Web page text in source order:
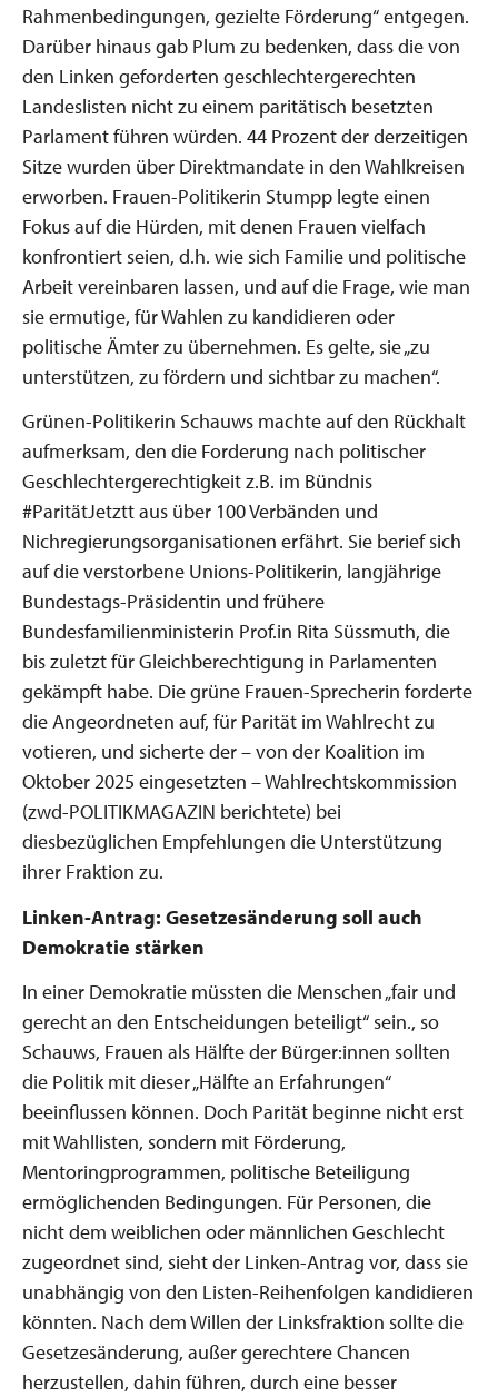
Rahmenbedingungen, gezielte Förderung“ entgegen.
Darüber hinaus gab Plum zu bedenken, dass die von
den Linken geforderten geschlechtergerechten
Landeslisten nicht zu einem paritätisch besetzten
Parlament führen würden. 44 Prozent der derzeitigen
Sitze wurden über Direktmandate in den Wahlkreisen
erworben. Frauen-Politikerin Stumpp legte einen
Fokus auf die Hürden, mit denen Frauen vielfach
konfrontiert seien, d.h. wie sich Familie und politische
Arbeit vereinbaren lassen, und auf die Frage, wie man
sie ermutige, für Wahlen zu kandidieren oder
politische Ämter zu übernehmen. Es gelte, sie „zu
unterstützen, zu fördern und sichtbar zu machen“.
Grünen-Politikerin Schauws machte auf den Rückhalt
aufmerksam, den die Forderung nach politischer
Geschlechtergerechtigkeit z.B. im Bündnis
#ParitätJetztt aus über 100 Verbänden und
Nichregierungsorganisationen erfährt. Sie berief sich
auf die verstorbene Unions-Politikerin, langjährige
Bundestags-Präsidentin und frühere
Bundesfamilienministerin Prof.in Rita Süssmuth, die
bis zuletzt für Gleichberechtigung in Parlamenten
gekämpft habe. Die grüne Frauen-Sprecherin forderte
die Angeordneten auf, für Parität im Wahlrecht zu
votieren, und sicherte der – von der Koalition im
Oktober 2025 eingesetzten – Wahlrechtskommission
(zwd-POLITIKMAGAZIN berichtete) bei
diesbezüglichen Empfehlungen die Unterstützung
ihrer Fraktion zu.
Linken-Antrag: Gesetzesänderung soll auch
Demokratie stärken
In einer Demokratie müssten die Menschen „fair und
gerecht an den Entscheidungen beteiligt“ sein., so
Schauws, Frauen als Hälfte der Bürger:innen sollten
die Politik mit dieser „Hälfte an Erfahrungen“
beeinflussen können. Doch Parität beginne nicht erst
mit Wahllisten, sondern mit Förderung,
Mentoringprogrammen, politische Beteiligung
ermöglichenden Bedingungen. Für Personen, die
nicht dem weiblichen oder männlichen Geschlecht
zugeordnet sind, sieht der Linken-Antrag vor, dass sie
unabhängig von den Listen-Reihenfolgen kandidieren
könnten. Nach dem Willen der Linksfraktion sollte die
Gesetzesänderung, außer gerechtere Chancen
herzustellen, dahin führen, durch eine besser